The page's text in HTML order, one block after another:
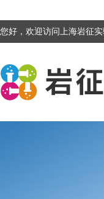
您好，欢迎访问上海岩征实